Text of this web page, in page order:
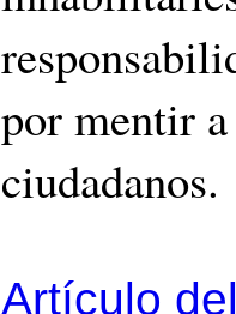
por mentir
ciudadanos.
Artículo